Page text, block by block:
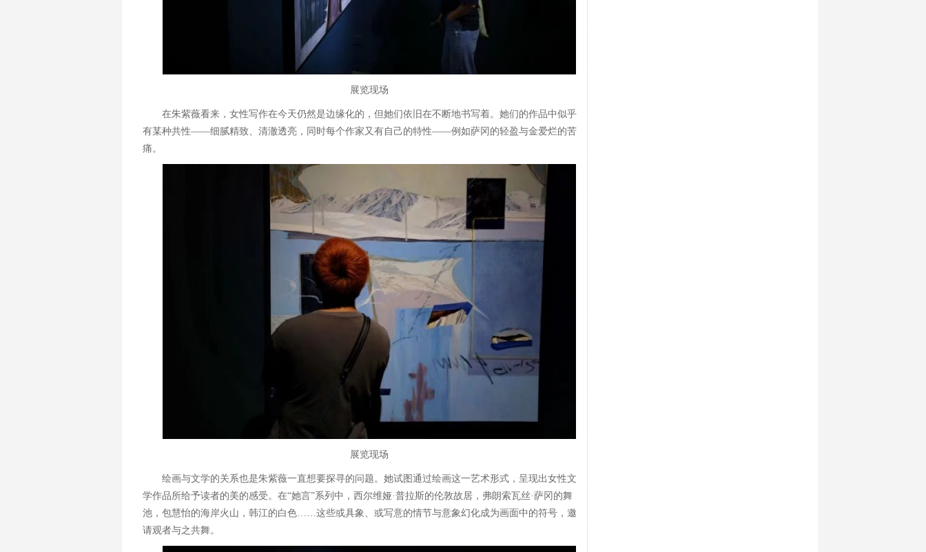
展览现场
在朱紫薇看来，女性写作在今天仍然是边缘化的，但她们依旧在不断地书写着。她们的作品中似乎
有某种共性——细腻精致、清澈透亮，同时每个作家又有自己的特性——例如萨冈的轻盈与金爱烂的苦
痛。
展览现场
绘画与文学的关系也是朱紫薇一直想要探寻的问题。她试图通过绘画这一艺术形式，呈现出女性文
学作品所给予读者的美的感受。在“她言”系列中，西尔维娅·普拉斯的伦敦故居，弗朗索瓦丝·萨冈的舞
池，包慧怡的海岸火山，韩江的白色……这些或具象、或写意的情节与意象幻化成为画面中的符号，邀
请观者与之共舞。